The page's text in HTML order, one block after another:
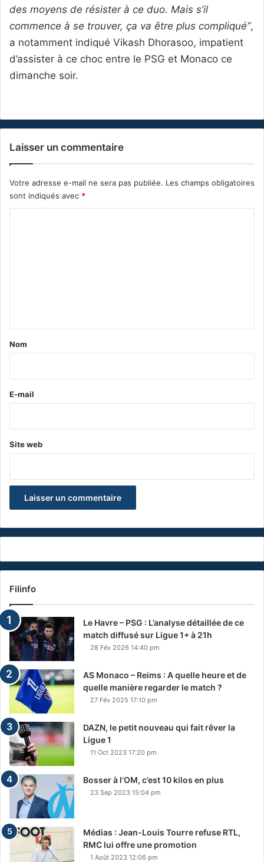
des moyens de résister à ce duo. Mais s’il
commence à se trouver, ça va être plus compliqué”,
a notamment indiqué Vikash Dhorasoo, impatient
d’assister à ce choc entre le PSG et Monaco ce
dimanche soir.
Laisser un commentaire
Votre adresse e-mail ne sera pas publiée. Les champs obligatoires
sont indiqués avec *
a
e
Nom
E-mail
Site web
Filinfo
Le Havre – PSG : L’analyse détaillée de ce
match diffusé sur Ligue 1+ à 21h
28 Fév 2026 14:40 pm
AS Monaco – Reims : A quelle heure et de
quelle manière regarder le match ?
27 Fév 2025 17:10 pm
DAZN, le petit nouveau qui fait rêver la
Ligue 1
11 Oct 2023 17:20 pm
Bosser à l’OM, c’est 10 kilos en plus
23 Sep 2023 15:04 pm
Médias : Jean-Louis Tourre refuse RTL,
RMC lui offre une promotion
1 Août 2023 12:06 pm